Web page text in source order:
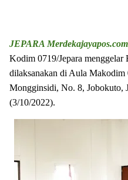
JEPARA
Kodim 0719/Jepara
dilaksanakan di Aula Makodim
Mongginsidi, No. 8, Jobokuto,
(3/10/2022).